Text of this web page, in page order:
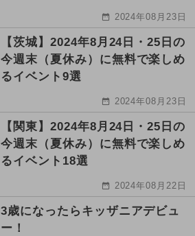
2024年08月23日
【茨城】2024年8月24日・25日の
今週末（夏休み）に無料で楽しめ
るイベント9選
2024年08月23日
【関東】2024年8月24日・25日の
今週末（夏休み）に無料で楽しめ
るイベント18選
2024年08月22日
3歳になったらキッザニアデビュ
ー！